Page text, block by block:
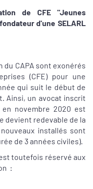
de CFE "Jeunes
d'une SELARL
du CAPA sont exonérés
(CFE) pour une
qui suit le début de
Ainsi, un avocat inscrit
novembre 2020 est
devient redevable de la
installés sont
de 3 années civiles).
toutefois réservé aux
: